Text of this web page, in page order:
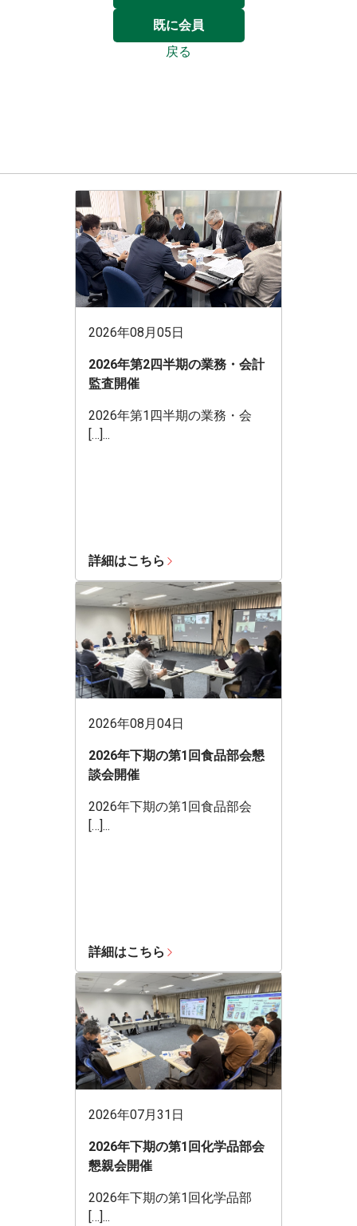
既に会員
戻る
2026年08月05日
2026年第2四半期の業務・会計
監査開催
2026年第1四半期の業務・会
[…]...
詳細はこちら
2026年08月04日
2026年下期の第1回食品部会懇
談会開催
2026年下期の第1回食品部会
[…]...
詳細はこちら
2026年07月31日
2026年下期の第1回化学品部会
懇親会開催
2026年下期の第1回化学品部
[…]...